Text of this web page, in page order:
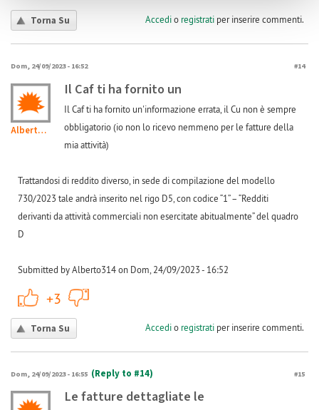
Torna Su Accedio registratiper inserire commenti.
Dom, 24/09/2023 - 16:52 #14
Alberto314
Il Caf ti ha fornito un
Il Caf ti ha fornito un'informazione errata, il Cu non è sempre
obbligatorio (io non lo ricevo nemmeno per le fatture della
mia attività)
Trattandosi di reddito diverso, in sede di compilazione del modello
730/2023 tale andrà inserito nel rigo D5, con codice “1” – “Redditi
derivanti da attività commerciali non esercitate abitualmente” del quadro
D
Submitted by Alberto314 on Dom, 24/09/2023 - 16:52
+3
Torna Su Accedio registratiper inserire commenti.
Dom, 24/09/2023 - 16:55 (Reply to #14) #15
Le fatture dettagliate le